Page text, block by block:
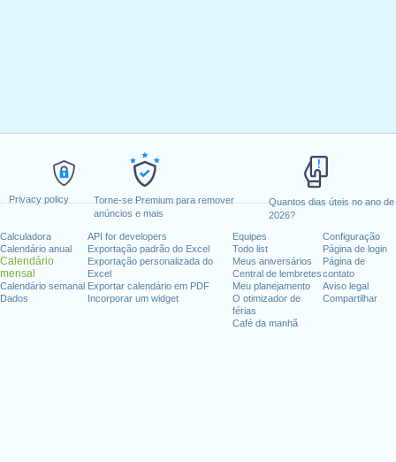
Privacy policy
Torne-se Premium para remover
anúncios e mais
Quantos dias úteis no ano de
2026?
Calculadora
Calendário anual
Calendário
mensal
Calendário semanal
Dados
API for developers
Exportação padrão do Excel
Exportação personalizada do
Excel
Exportar calendário em PDF
Incorporar um widget
Equipes
Todo list
Meus aniversários
Central de lembretes
Meu planejamento
O otimizador de
férias
Café da manhã
Configuração
Página de login
Página de
contato
Aviso legal
Compartilhar